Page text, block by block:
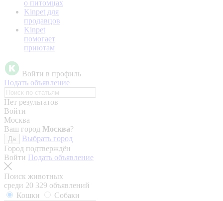
о питомцах
Kinpet для
продавцов
Kinpet
помогает
приютам
Войти в профиль
Подать объявление
Нет результатов
Войти
Москва
Ваш город Москва?
Да
Выбрать город
Город подтверждён
Войти Подать объявление
Поиск животных
среди 20 329 объявлений
Кошки
Собаки